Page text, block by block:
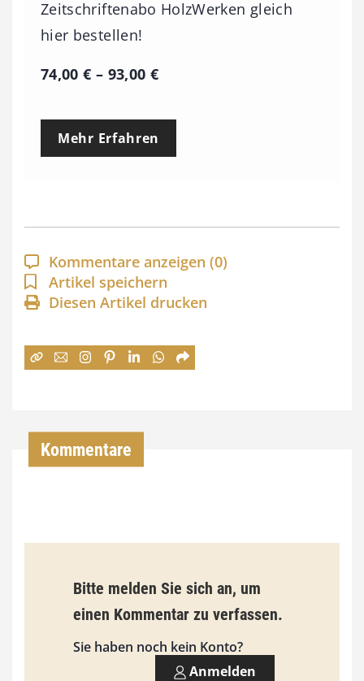
Zeitschriftenabo HolzWerken gleich
hier bestellen!
74,00€ – 93,00 €P
e
p
a
n
n
:
€
i
s
9
Mehr Erfahren
Kommentare anzeigen (0)
Artikel speichern
Diesen Artikel drucken
Kommentare
Bitte melden Sie sich an, um
einen Kommentar zu verfassen.
Sie haben noch kein Konto?
Anmelden